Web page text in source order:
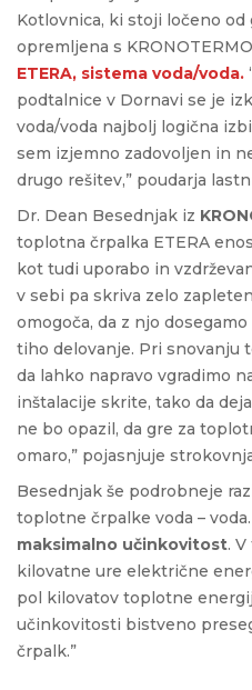
Kotlovnica, ki stoji ločeno od
opremljena s
ETERA, sistema voda/voda.
podtalnice v Dornavi se je
voda/voda najbolj logična
sem izjemno zadovoljen in
drugo rešitev,” poudarja
Dr. Dean Besednjak iz
toplotna črpalka ETERA
kot tudi uporabo in
v sebi pa skriva zelo
omogoča, da z njo
tiho delovanje. Pri snovanju
da lahko napravo vgradimo
inštalacije skrite, tako da
ne bo opazil, da gre za
omaro,” pojasnjuje
Besednjak še podrobneje
toplotne črpalke voda –
maksimalno učinkovitost.
kilovatne ure električne
pol kilovatov toplotne
učinkovitosti bistveno
črpalk.”